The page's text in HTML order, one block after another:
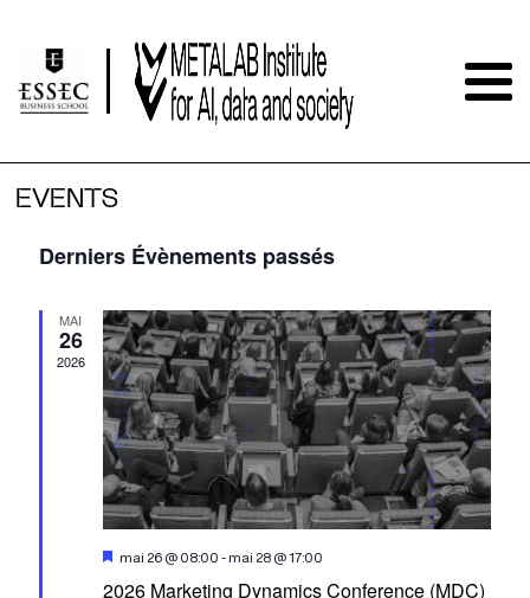
EVENTS
Derniers Évènements passés
MAI
26
2026
Mis
avant
mai 26 @ 08:00 - mai 28 @ 17:00
2026 Marketing Dynamics Conference (MDC)